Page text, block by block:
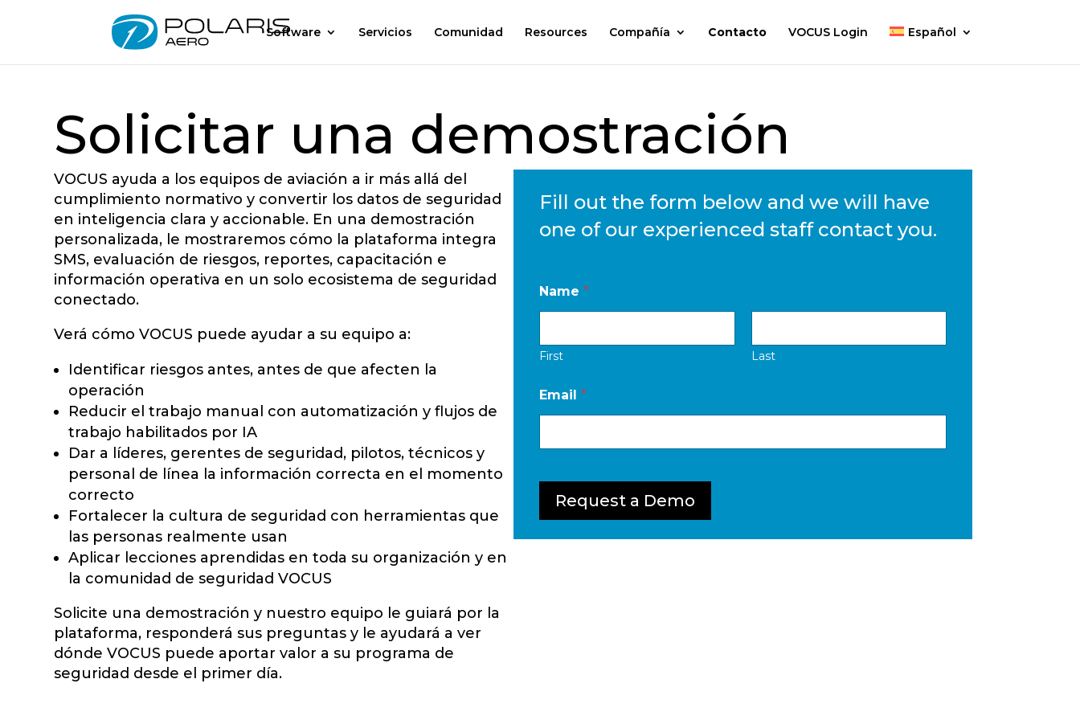
Software Servicios Comunidad Resources Compañía Contacto VOCUS Login Español
Solicitar una demostración
VOCUS ayuda a los equipos de aviación a ir más allá del
cumplimiento normativo y convertir los datos de seguridad
en inteligencia clara y accionable. En una demostración
personalizada, le mostraremos cómo la plataforma integra
SMS, evaluación de riesgos, reportes, capacitación e
información operativa en un solo ecosistema de seguridad
conectado.
Verá cómo VOCUS puede ayudar a su equipo a:
Identificar riesgos antes, antes de que afecten la
operación
Reducir el trabajo manual con automatización y flujos de
trabajo habilitados por IA
Dar a líderes, gerentes de seguridad, pilotos, técnicos y
personal de línea la información correcta en el momento
correcto
Fortalecer la cultura de seguridad con herramientas que
las personas realmente usan
Aplicar lecciones aprendidas en toda su organización y en
la comunidad de seguridad VOCUS
Solicite una demostración y nuestro equipo le guiará por la
plataforma, responderá sus preguntas y le ayudará a ver
dónde VOCUS puede aportar valor a su programa de
seguridad desde el primer día.
Fill out the form below and we will have
one of our experienced staff contact you.
Name *
First Last
Email *
Request a Demo